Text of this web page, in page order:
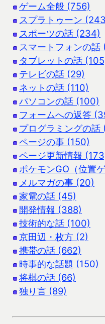
ゲーム全般 (756)
スプラトゥーン
スポーツの話 (234)
スマートフォンの
タブレットの話
テレビの話 (29)
ネットの話 (110)
パソコンの話 (100)
フォームへの返答
プログラミングの話
ページの事 (150)
ページ更新情報
ポケモンGO（位置
メルマガの事 (20)
家電の話 (45)
開発情報 (388)
技術的な話 (100)
京田辺・枚方 (2)
携帯の話 (662)
時事的な話題 (150)
将棋の話 (66)
独り言 (89)